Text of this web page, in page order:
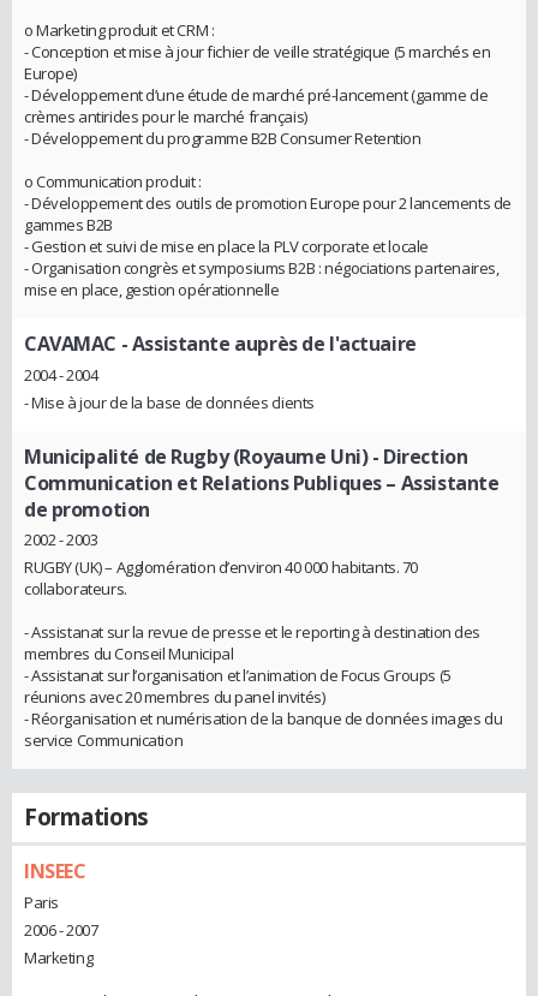
o Marketing produit et CRM :
- Conception et mise à jour fichier de veille stratégique (5 marchés en
Europe)
- Développement d’une étude de marché pré-lancement (gamme de
crèmes antirides pour le marché français)
- Développement du programme B2B Consumer Retention
o Communication produit :
- Développement des outils de promotion Europe pour 2 lancements de
gammes B2B
- Gestion et suivi de mise en place la PLV corporate et locale
- Organisation congrès et symposiums B2B : négociations partenaires,
mise en place, gestion opérationnelle
CAVAMAC - Assistante auprès de l'actuaire
2004 - 2004
- Mise à jour de la base de données clients
Municipalité de Rugby (Royaume Uni)- Direction
Communication et Relations Publiques – Assistante
de promotion
2002 - 2003
RUGBY (UK) – Agglomération d’environ 40 000 habitants. 70
collaborateurs.
- Assistanat sur la revue de presse et le reporting à destination des
membres du Conseil Municipal
- Assistanat sur l’organisation et l’animation de Focus Groups (5
réunions avec 20 membres du panel invités)
- Réorganisation et numérisation de la banque de données images du
service Communication
Formations
INSEEC
Paris
2006 - 2007
Marketing